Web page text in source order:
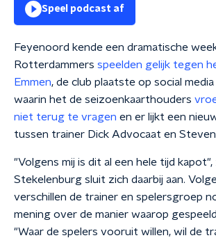
Speel podcast af
Feyenoord kende een dramatische
Rotterdammers speelden gelijk tegen
Emmen, de club plaatste op social
waarin het de seizoenkaarthouders
niet terug te vragen en er lijkt een
tussen trainer Dick Advocaat en
"Volgens mij is dit al een hele tijd
Stekelenburg sluit zich daarbij aan.
verschillen de trainer en spelersgroep
mening over de manier waarop
"Waar de spelers vooruit willen, wil de